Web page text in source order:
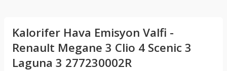
Kalorifer Hava Emisyon Valfi -
Renault Megane 3 Clio 4 Scenic 3
Laguna 3 277230002R